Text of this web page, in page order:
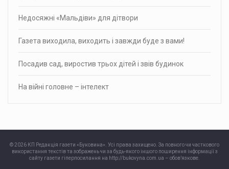
Недосяжні «Мальдіви» для дітвори
Газета виходила, виходить і завжди буде з вами!
Посадив сад, виростив трьох дітей і звів будинок
На війні головне – інтелект
© 2026 КП Редакція газети «Буковина». Усі права захищено. За повного чи часткового
використання текстів та зображень чи за будь-якого іншого поширення інформації з
сайту газети гіперпосилання на http://bukovyna.com.ua – обов’язкове.